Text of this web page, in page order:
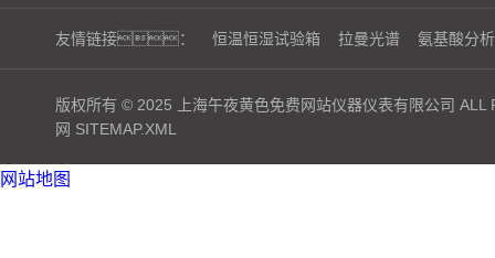
友情链接： 恒温恒湿试验箱 拉曼光谱 氨基酸分
版权所有 © 2025 上海午夜黄色免费网站仪器仪表有限公司 ALL
网 SITEMAP.XML
网站地图